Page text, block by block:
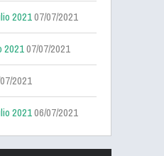
202107/07/2021
202107/07/2021
2021
202106/07/2021